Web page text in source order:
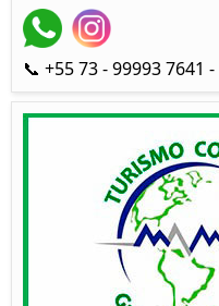
📞 +55 73 - 99993 7641 -